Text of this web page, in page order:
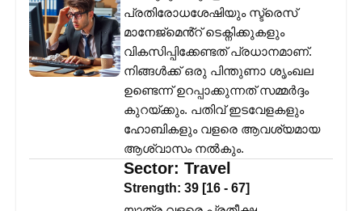
പ്രതിരോധശേഷിയും സ്ട്രെസ്
മാനേജ്മെൻ്റ് ടെക്നിക്കുകളും
വികസിപ്പിക്കേണ്ടത് പ്രധാനമാണ്.
നിങ്ങൾക്ക് ഒരു പിന്തുണാ ശൃംഖല
ഉണ്ടെന്ന് ഉറപ്പാക്കുന്നത് സമ്മർദ്ദം
കുറയ്ക്കും. പതിവ് ഇടവേളകളും
ഹോബികളും വളരെ ആവശ്യമായ
ആശ്വാസം നൽകും.
Sector: Travel
Strength: 39 [16 - 67]